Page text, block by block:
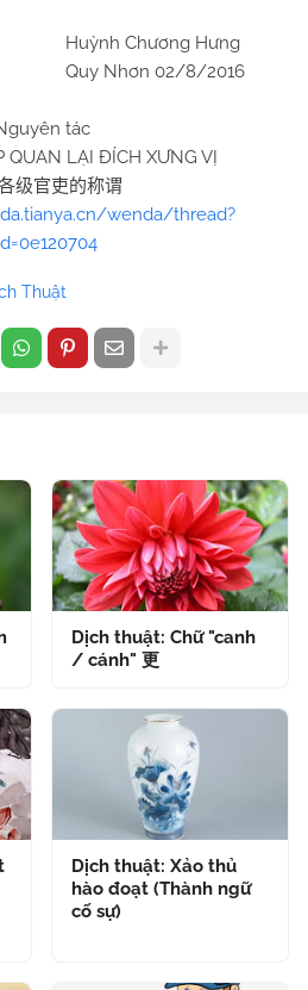
Hưng
02/8/2016
tác
QUAN LẠI ĐÍCH XƯNG VỊ
级官吏的称谓
wenda/thread?
Thuật
Dịch thuật: Chữ "canh
/ cánh" 更
Dịch thuật: Xảo thủ
hào đoạt (Thành ngữ
cố sự)